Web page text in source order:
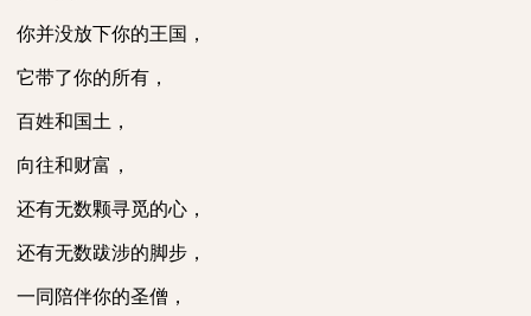
你并没放下你的王国，
它带了你的所有，
百姓和国土，
向往和财富，
还有无数颗寻觅的心，
还有无数跋涉的脚步，
一同陪伴你的圣僧，